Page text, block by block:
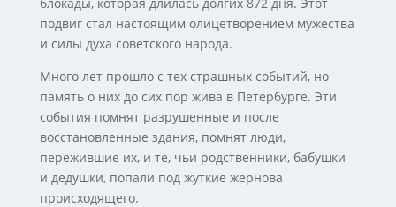
подвиг стал настоящим олицетворением мужества
и силы духа советского народа.
Много лет прошло с тех страшных событий, но
память о них до сих пор жива в Петербурге. Эти
события помнят разрушенные и после
восстановленные здания, помнят люди,
пережившие их, и те, чьи родственники, бабушки
и дедушки, попали под жуткие жернова
происходящего.